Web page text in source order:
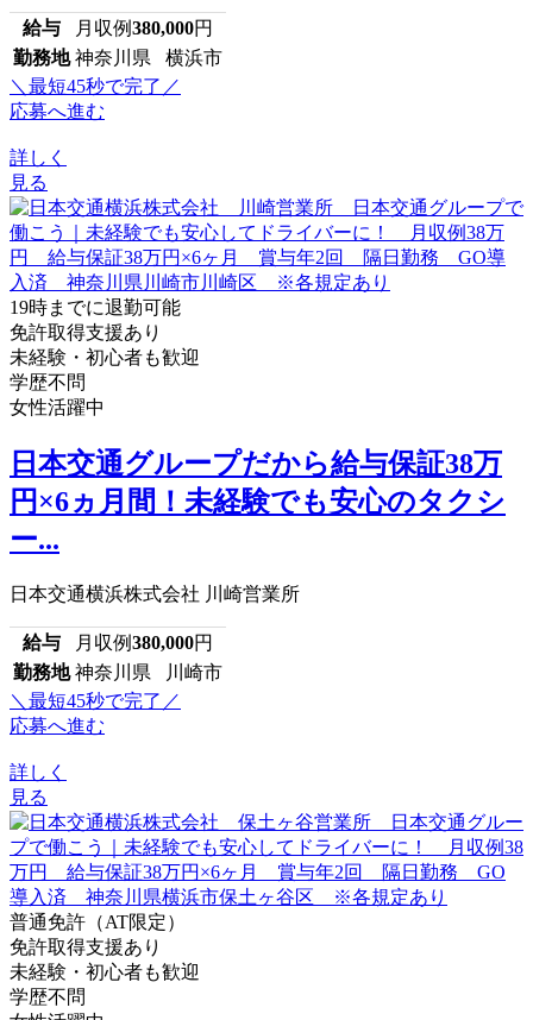
給与 月収例380,000円
勤務地 神奈川県 横浜市
＼最短45秒で完了／
応募へ進む
詳しく
見る
19時までに退勤可能
免許取得支援あり
未経験・初心者も歓迎
学歴不問
女性活躍中
日本交通グループだから給与保証38万
円×6ヵ月間！未経験でも安心のタクシ
ー...
日本交通横浜株式会社 川崎営業所
給与 月収例380,000円
勤務地 神奈川県 川崎市
＼最短45秒で完了／
応募へ進む
詳しく
見る
普通免許（AT限定）
免許取得支援あり
未経験・初心者も歓迎
学歴不問